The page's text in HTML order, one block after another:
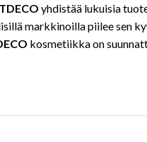
yhdistää lukuisia
markkinoilla piilee
kosmetiikka on